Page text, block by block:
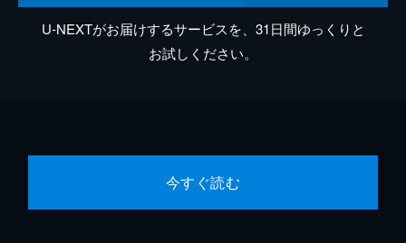
U-NEXTがお届けするサービスを、31日間ゆっくりと
お試しください。
今すぐ読む